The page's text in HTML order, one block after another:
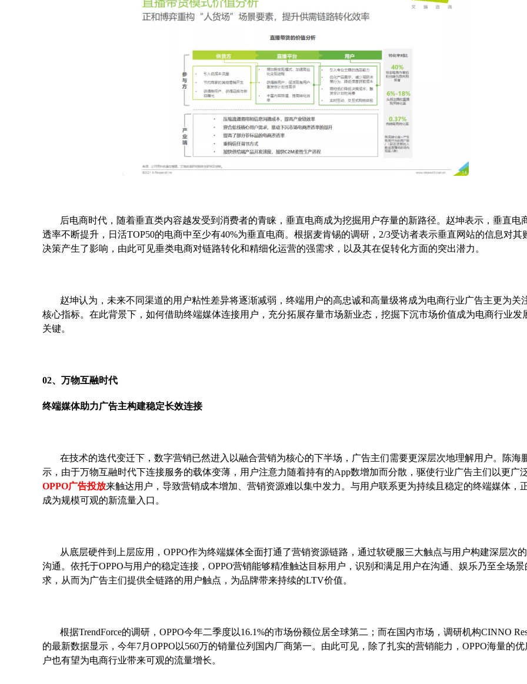
后电商时代，随着垂直类内容越发受到消费者的青睐，垂直电商成为挖掘用户存量的新路径。赵坤表示，垂直电
透率不断提升，日活TOP50的电商中至少有40%为垂直电商。根据麦肯锡的调研，2/3受访者表示垂直网站的信息对其
决策产生了影响，由此可见垂类电商对链路转化和精细化运营的强需求，以及其在促转化方面的突出潜力。
赵坤认为，未来不同渠道的用户粘性差异将逐渐减弱，终端用户的高忠诚和高量级将成为电商行业广告主更为关
核心指标。在此背景下，如何借助终端媒体连接用户，充分拓展存量市场新业态，挖掘下沉市场价值成为电商行业发
关键。
02、万物互融时代
终端媒体助力广告主构建稳定长效连接
在技术的迭代变迁下，数字营销已然进入以融合营销为核心的下半场，广告主们需要更深层次地理解用户。陈海
示，由于万物互融时代下连接服务的载体变薄，用户注意力随着持有的App数增加而分散，驱使行业广告主们以更广
OPPO广告投放来触达用户，导致营销成本增加、营销资源难以集中发力。与用户联系更为持续且稳定的终端媒体，
成为规模可观的新流量入口。
从底层硬件到上层应用，OPPO作为终端媒体全面打通了营销资源链路，通过软硬服三大触点与用户构建深层次
沟通。依托于OPPO与用户的稳定连接，OPPO营销能够精准触达目标用户，识别和满足用户在沟通、娱乐乃至全场景
求，从而为广告主们提供全链路的用户触点，为品牌带来持续的LTV价值。
根据TrendForce的调研，OPPO今年二季度以16.1%的市场份额位居全球第二；而在国内市场，调研机构CINNO
的最新数据显示，今年7月OPPO以560万的销量位列国内厂商第一。由此可见，除了扎实的营销能力，OPPO海量的优
户也有望为电商行业带来可观的流量增长。